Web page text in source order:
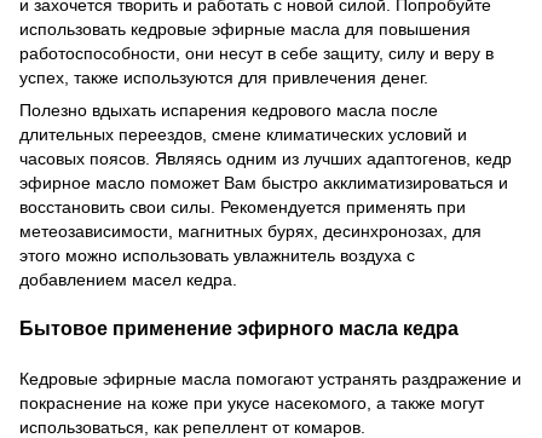
и захочется творить и работать с новой силой. Попробуйте
использовать кедровые эфирные масла для повышения
работоспособности, они несут в себе защиту, силу и веру в
успех, также используются для привлечения денег.
Полезно вдыхать испарения кедрового масла после
длительных переездов, смене климатических условий и
часовых поясов. Являясь одним из лучших адаптогенов, кедр
эфирное масло поможет Вам быстро акклиматизироваться и
восстановить свои силы. Рекомендуется применять при
метеозависимости, магнитных бурях, десинхронозах, для
этого можно использовать увлажнитель воздуха с
добавлением масел кедра.
Бытовое применение эфирного масла кедра
Кедровые эфирные масла помогают устранять раздражение и
покраснение на коже при укусе насекомого, а также могут
использоваться, как репеллент от комаров.